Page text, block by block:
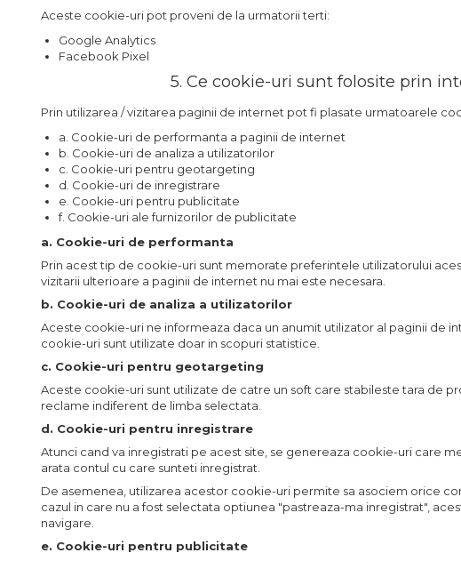
Aceste cookie-uri pot proveni de la urmatorii terti:
Google Analytics
Facebook Pixel
5. Ce cookie-uri sunt folosite prin
Prin utilizarea / vizitarea paginii de internet pot fi plasate urmatoarele
a. Cookie-uri de performanta a paginii de internet
b. Cookie-uri de analiza a utilizatorilor
c. Cookie-uri pentru geotargeting
d. Cookie-uri de inregistrare
e. Cookie-uri pentru publicitate
f. Cookie-uri ale furnizorilor de publicitate
a. Cookie-uri de performanta
Prin acest tip de cookie-uri sunt memorate preferintele utilizatorului
vizitarii ulterioare a paginii de internet nu mai este necesara.
b. Cookie-uri de analiza a utilizatorilor
Aceste cookie-uri ne informeaza daca un anumit utilizator al paginii de
cookie-uri sunt utilizate doar in scopuri statistice.
c. Cookie-uri pentru geotargeting
Aceste cookie-uri sunt utilizate de catre un soft care stabileste tara de
reclame indiferent de limba selectata.
d. Cookie-uri pentru inregistrare
Atunci cand va inregistrati pe acest site, se genereaza cookie-uri care
arata contul cu care sunteti inregistrat.
De asemenea, utilizarea acestor cookie-uri permite sa asociem orice
cazul in care nu a fost selectata optiunea "pastreaza-ma inregistrat",
navigare.
e. Cookie-uri pentru publicitate